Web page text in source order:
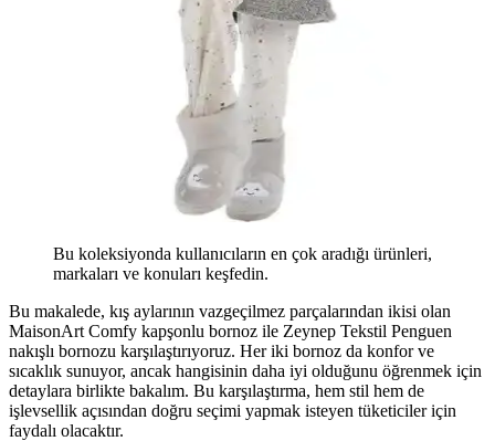
Bu koleksiyonda kullanıcıların en çok aradığı ürünleri,
markaları ve konuları keşfedin.
Bu makalede, kış aylarının vazgeçilmez parçalarından ikisi olan
MaisonArt Comfy kapşonlu bornoz ile Zeynep Tekstil Penguen
nakışlı bornozu karşılaştırıyoruz. Her iki bornoz da konfor ve
sıcaklık sunuyor, ancak hangisinin daha iyi olduğunu öğrenmek için
detaylara birlikte bakalım. Bu karşılaştırma, hem stil hem de
işlevsellik açısından doğru seçimi yapmak isteyen tüketiciler için
faydalı olacaktır.